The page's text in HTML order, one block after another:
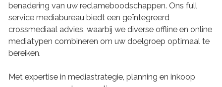
benadering van uw reclameboodschappen. Ons full
service mediabureau biedt een geïntegreerd
crossmediaal advies, waarbij we diverse offline en online
mediatypen combineren om uw doelgroep optimaal te
bereiken.
Met expertise in mediastrategie, planning en inkoop